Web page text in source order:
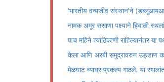
'भारतीय वन्यजीव संस्थान'ने
नामक अमूर ससाणा पक्ष्याने हिवाळी
पाच महिने त्याठिकाणी राहिल्यानंतर या
केला आणि अरबी समुद्रावरुन उड्डाण करत
मेळघाट व्याघ्र प्रकल्प गाठले. या